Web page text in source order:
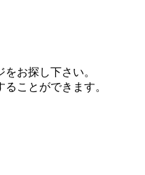
お探し下さい。
ことができます。